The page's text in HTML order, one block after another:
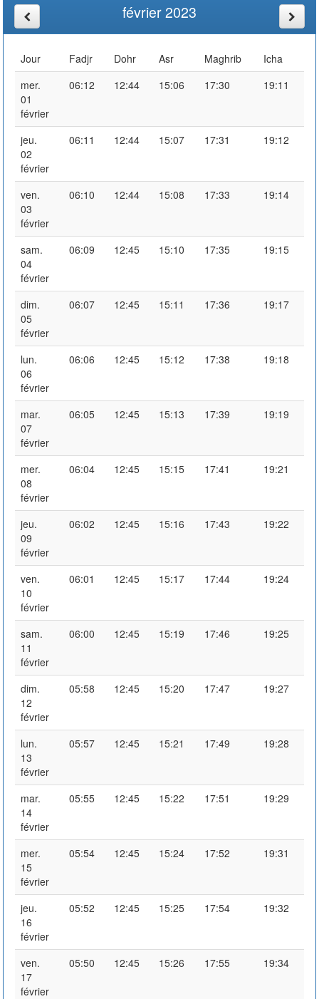
février 2023
Jour Fadjr Dohr Asr Maghrib
Icha
mer.
01
février
06:12 12:44 15:06 17:30 19:11
jeu.
02
février
06:11 12:44 15:07 17:31 19:12
ven.
03
février
06:10 12:44 15:08 17:33 19:14
sam.
04
février
06:09 12:45 15:10 17:35 19:15
dim.
05
février
06:07 12:45 15:11 17:36 19:17
lun.
06
février
06:06 12:45 15:12 17:38 19:18
mar.
07
février
06:05 12:45 15:13 17:39 19:19
mer.
08
février
06:04 12:45 15:15 17:41 19:21
jeu.
09
février
06:02 12:45 15:16 17:43 19:22
ven.
10
février
06:01 12:45 15:17 17:44 19:24
sam.
11
février
06:00 12:45 15:19 17:46 19:25
dim.
12
février
05:58 12:45 15:20 17:47 19:27
lun.
13
février
05:57 12:45 15:21 17:49 19:28
mar.
14
février
05:55 12:45 15:22 17:51 19:29
mer.
15
février
05:54 12:45 15:24 17:52 19:31
jeu.
16
février
05:52 12:45 15:25 17:54 19:32
ven.
17
février
05:50 12:45 15:26 17:55 19:34